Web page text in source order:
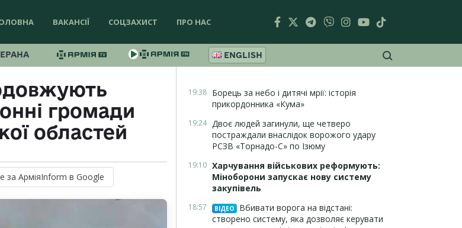
ВАКАНСІЇ СОЦЗАХИСТ ПРО НАС
ENGLISH
громади
областей
за АрміяInform в Google
19:38 Борець за небо і дитячі мрії: історія
прикордонника «Кума»
19:24 Двоє людей загинули, ще четверо
постраждали внаслідок ворожого удару
РСЗВ «Торнадо-С» по Ізюму
19:10 Харчування військових реформують:
Міноборони запускає нову систему
закупівель
18:57 ВІДЕО
Вбивати ворога на відстані:
створено систему, яка дозволяє керувати